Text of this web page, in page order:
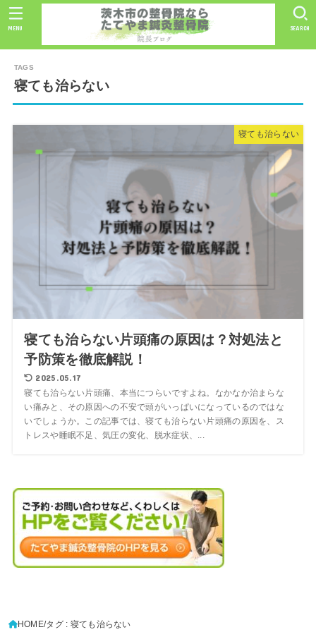
SEARCH
MENU
寝ても治らない
寝ても治らない
寝ても治らない片頭痛の原因は？対処法と
予防策を徹底解説！
2025.05.17
寝ても治らない片頭痛、本当につらいですよね。なかなか治まらな
い痛みと、その原因への不安で頭がいっぱいになっているのではな
いでしょうか。この記事では、寝ても治らない片頭痛の原因を、ス
トレスや睡眠不足、気圧の変化、脱水症状、...
HOME タグ : 寝ても治らない